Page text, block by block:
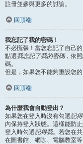
註冊並參與更多的討論。
回頂端
我忘記了我的密碼！
不必慌張！當您忘記了自己
點選我忘記了我的密碼，依
碼。
但是，如果您不能夠重設您
回頂端
為什麼我會自動登出？
如果您在登入時沒有勾選記
內保持登入狀態。這樣能防
登入時勾選記得我。若您在
在圖書館、網咖、電腦教室